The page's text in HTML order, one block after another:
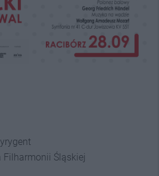
Filharmonii Śląskiej